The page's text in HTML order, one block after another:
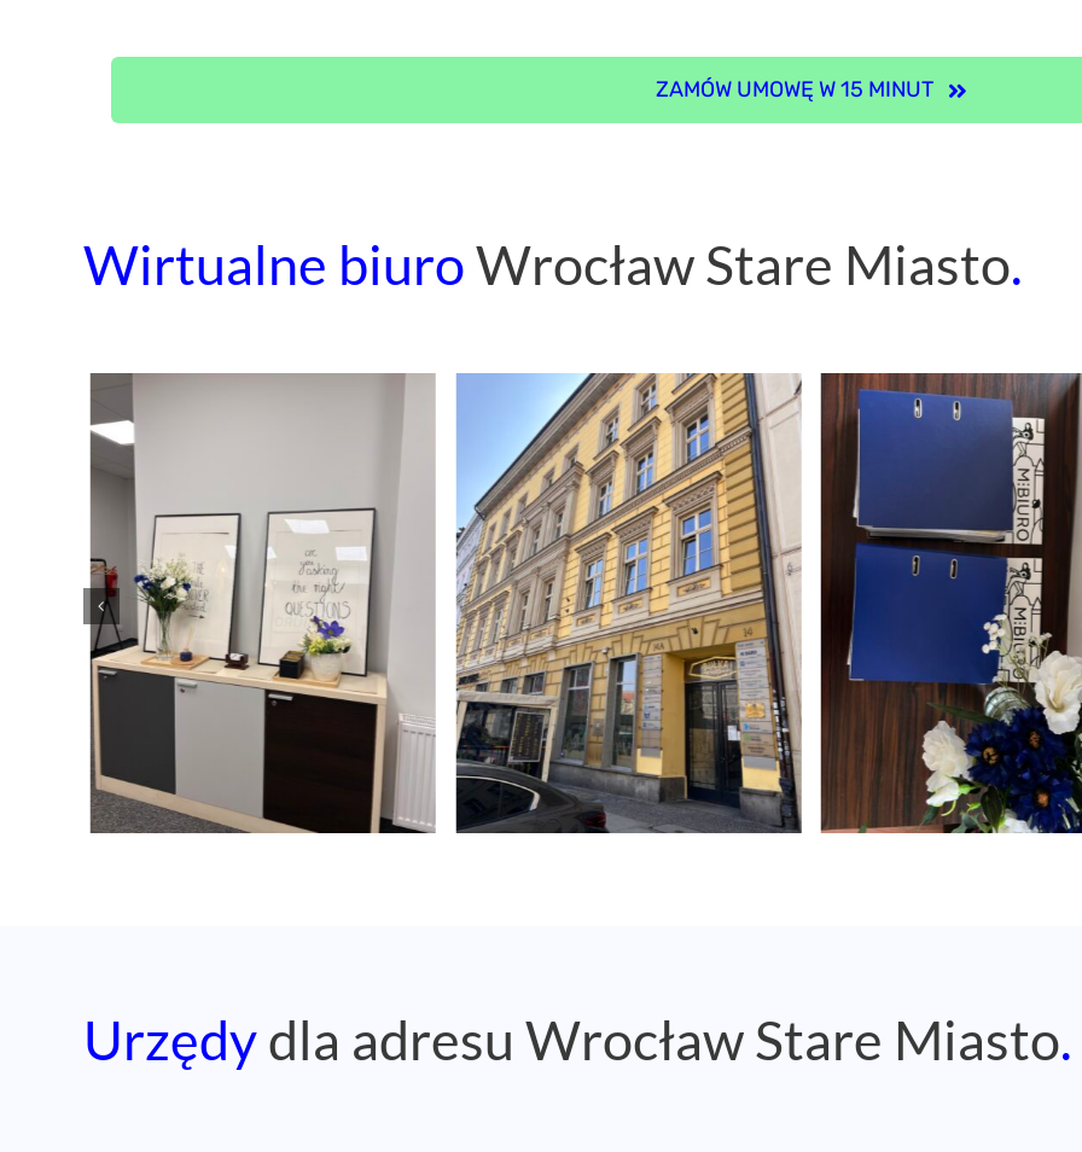
ZAMÓW UMOWĘ W 15 MINUT
Wirtualne biuroWrocław Stare Miasto.
Urzędydla adresu Wrocław Stare Miasto.